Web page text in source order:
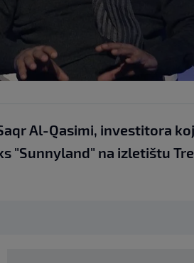
Al-Qasimi, investitora
"Sunnyland" na izletištu